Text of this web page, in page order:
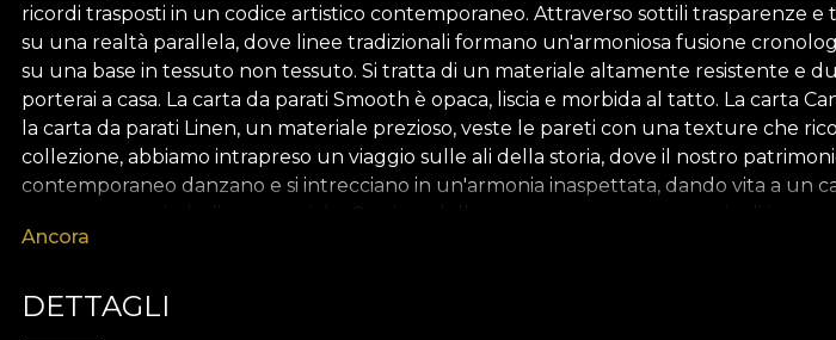
ricordi trasposti in un codice artistico contemporaneo. Attraverso sottili trasparenze
su una realtà parallela, dove linee tradizionali formano un'armoniosa fusione
su una base in tessuto non tessuto. Si tratta di un materiale altamente resistente e
porterai a casa. La carta da parati Smooth è opaca, liscia e morbida al tatto. La carta
la carta da parati Linen, un materiale prezioso, veste le pareti con una texture che
collezione, abbiamo intrapreso un viaggio sulle ali della storia, dove il nostro
contemporaneo danzano e si intrecciano in un'armonia inaspettata, dando vita a
attraverso un simbolismo speciale. Ogni modello rappresenta un messaggio di
al futuro, una fusione etnica romena consumata. Attraverso Romania Boema,
se il nostro patrimonio culturale fosse messo nel frullatore dell'innovazione,
Ancora
DETTAGLI